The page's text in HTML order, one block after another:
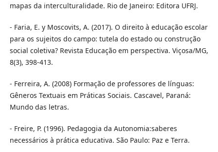
mapas da interculturalidade. Rio de Janeiro: Editora UFRJ.
- Faria, E. y Moscovits, A. (2017). O direito à educação escolar
para os sujeitos do campo: tutela do estado ou construção
social coletiva? Revista Educação em perspectiva. Viçosa/MG,
8(3), 398-413.
- Ferreira, A. (2008) Formação de professores de línguas:
Gêneros Textuais em Práticas Sociais. Cascavel, Paraná:
Mundo das letras.
- Freire, P. (1996). Pedagogia da Autonomia:saberes
necessários à prática educativa. São Paulo: Paz e Terra.